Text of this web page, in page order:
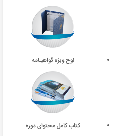
لوح ویژه گواهینامه
کتاب کامل محتوای دوره